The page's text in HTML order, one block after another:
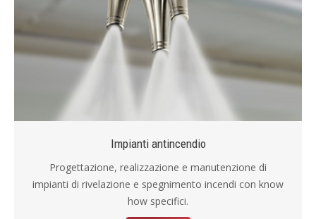
Impianti antincendio
Progettazione, realizzazione e manutenzione di
impianti di rivelazione e spegnimento incendi con know
how specifici.